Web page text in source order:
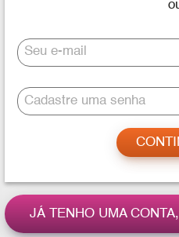
Seu e-mail
Cadastre uma senha
JÁ TENHO UMA